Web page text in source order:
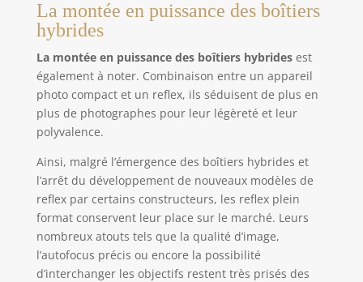
La montée en puissance des boîtiers
hybrides
La montée en puissance des boîtiers hybridesest
également à noter. Combinaison entre un appareil
photo compact et un reflex, ils séduisent de plus en
plus de photographes pour leur légèreté et leur
polyvalence.
Ainsi, malgré l’émergence des boîtiers hybrides et
l’arrêt du développement de nouveaux modèles de
reflex par certains constructeurs, les reflex plein
format conservent leur place sur le marché. Leurs
nombreux atouts tels que la qualité d’image,
l’autofocus précis ou encore la possibilité
d’interchanger les objectifs restent très prisés des